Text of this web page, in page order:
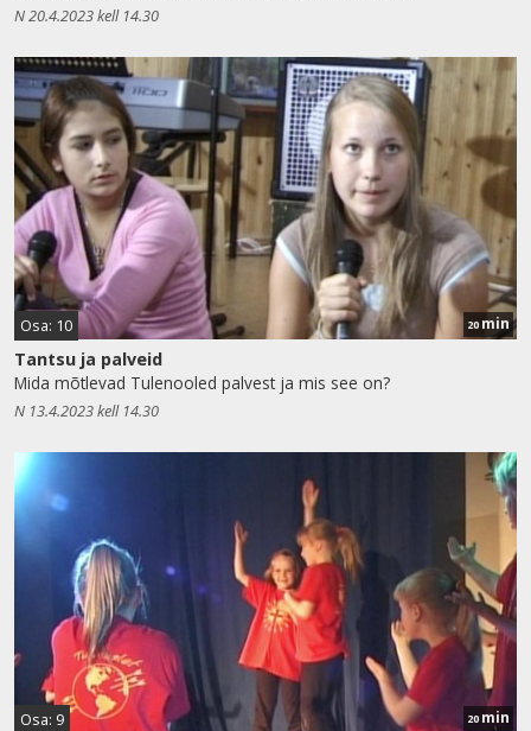
N 20.4.2023 kell 14.30
Osa: 10 20 min
Tantsu ja palveid
Mida mõtlevad Tulenooled palvest ja mis see on?
N 13.4.2023 kell 14.30
Osa: 9 20 min